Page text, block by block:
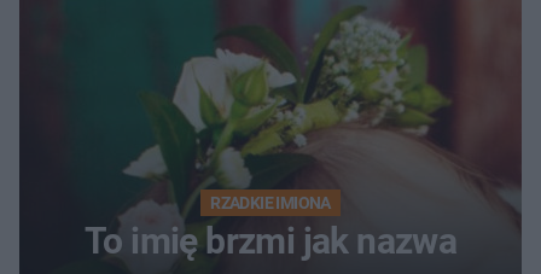
RZADKIE IMIONA
To imię brzmi jak nazwa